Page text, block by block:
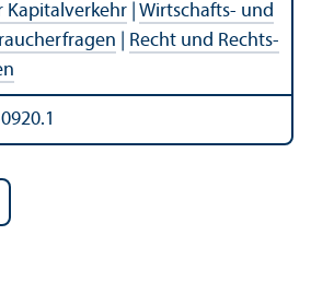
Kapitalverkehr Wirtschafts- und
Recht und Rechts­